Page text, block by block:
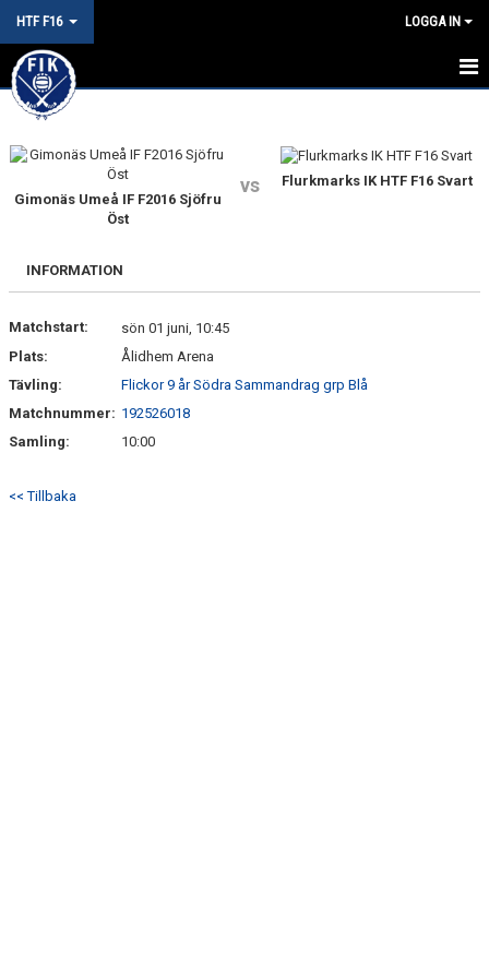
HTF F16 LOGGA IN
HEM
KALENDER
MATCHER
KONTAKT
Gimonäs Umeå IF F2016 Sjöfru
Öst
vs Flurkmarks IK HTF F16 Svart
INFORMATION
Matchstart:
sön 01 juni, 10:45
Plats:
Ålidhem Arena
Tävling:
Flickor 9 år Södra Sammandrag grp Blå
Matchnummer: 192526018
Samling:
10:00
<< Tillbaka